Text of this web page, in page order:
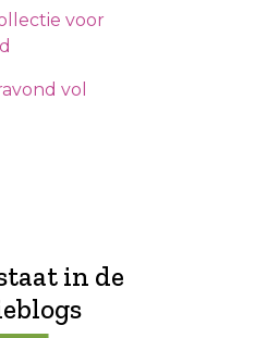
voor
vol
in de